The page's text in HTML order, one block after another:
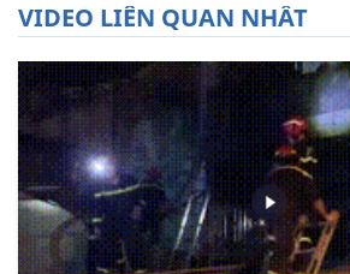
VIDEO LIÊN QUAN NHẤT